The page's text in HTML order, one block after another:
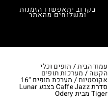
בקרוב יתאפשרו הזמנות
ומשלוחים מהאתר
עמוד הבית/ תופים וכלי
הקשה/ מערכות תופים
אקוסטיות / מערכת תופים “16
סדרת Caffe Jazz בצבע Lunar
Tiger מבית Odery